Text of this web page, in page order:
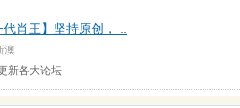
肖王】坚持原创， ..
澳
新各大论坛